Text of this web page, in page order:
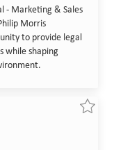
- Marketing & Sales
Morris
to provide legal
while shaping